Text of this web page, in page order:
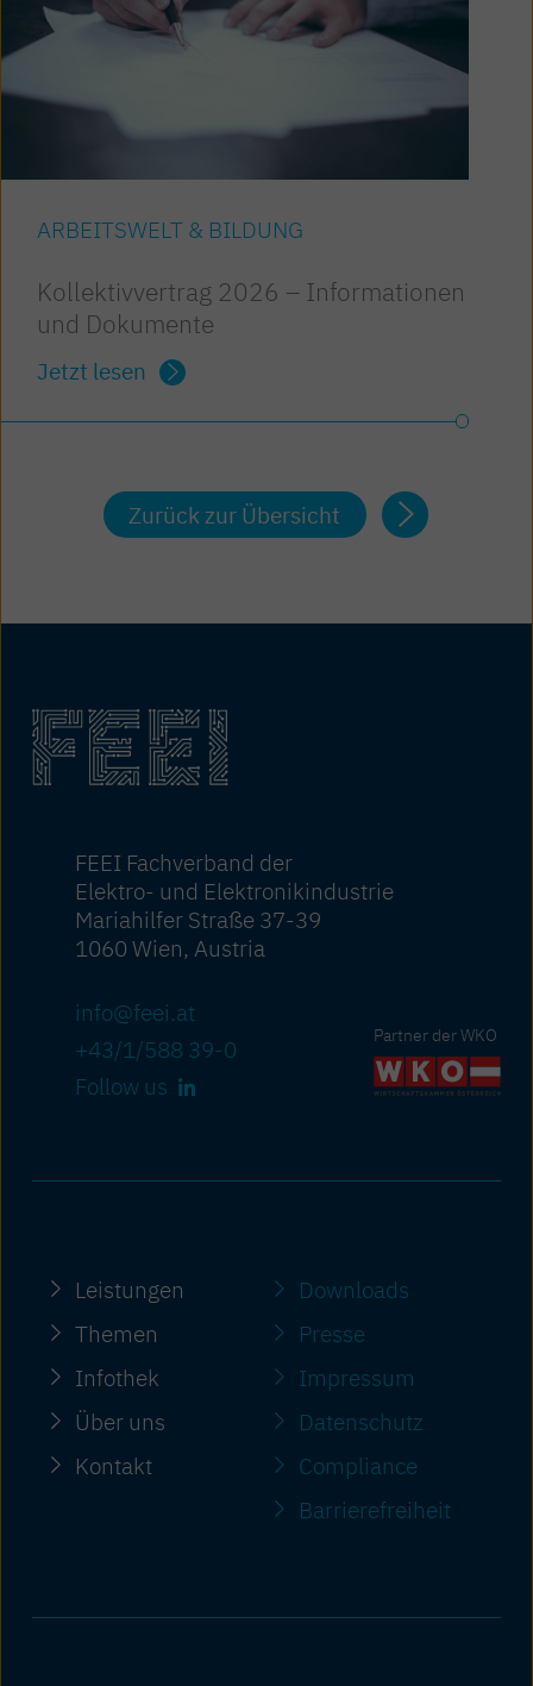
ARBEITSWELT & BILDUNG
Kollektivvertrag 2026 – Informationen
und Dokumente
Jetzt lesen
Zurück zur Übersicht
FEEI Fachverband der
Elektro- und Elektronikindustrie
Mariahilfer Straße 37-39
1060 Wien, Austria
info@feei.at
+43/1/588 39-0
Follow us
Leistungen
Themen
Infothek
Über uns
Kontakt
Partner der WKO
Downloads
Presse
Impressum
Datenschutz
Compliance
Barriere­freiheit